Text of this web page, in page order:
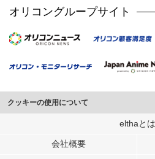
オリコングループサイト
クッキーの使用について
このサイトでは Cookie を使用して、ユー
行っています。
elthaとは
会社概要